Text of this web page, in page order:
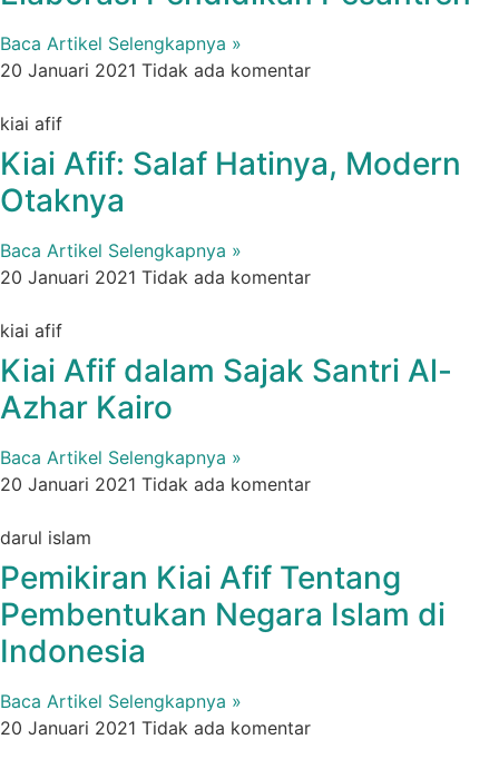
Baca Artikel Selengkapnya »
20 Januari 2021 Tidak ada komentar
kiai afif
Kiai Afif: Salaf Hatinya, Modern
Otaknya
Baca Artikel Selengkapnya »
20 Januari 2021 Tidak ada komentar
kiai afif
Kiai Afif dalam Sajak Santri Al-
Azhar Kairo
Baca Artikel Selengkapnya »
20 Januari 2021 Tidak ada komentar
darul islam
Pemikiran Kiai Afif Tentang
Pembentukan Negara Islam di
Indonesia
Baca Artikel Selengkapnya »
20 Januari 2021 Tidak ada komentar